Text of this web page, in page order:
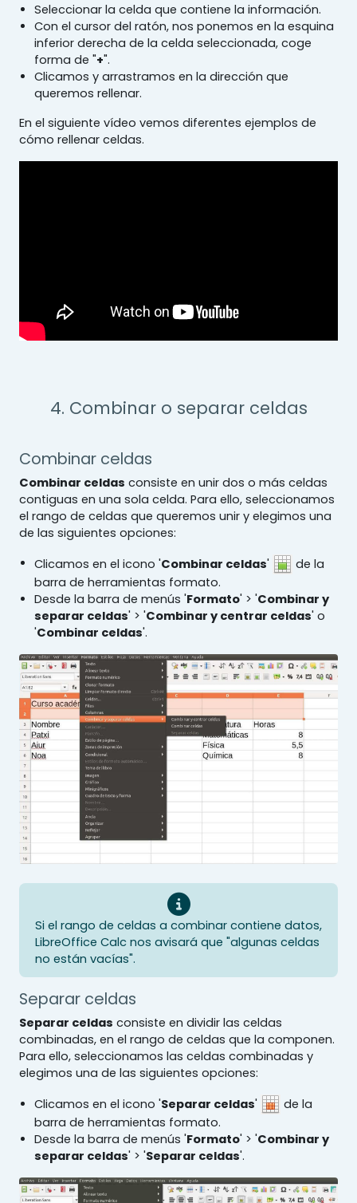
Seleccionar la celda que contiene la información.
Con el cursor del ratón, nos ponemos en la esquina
inferior derecha de la celda seleccionada, coge
forma de "+".
Clicamos y arrastramos en la dirección que
queremos rellenar.
En el siguiente vídeo vemos diferentes ejemplos de
cómo rellenar celdas.
4. Combinar o separar celdas
Combinar celdas
Combinar celdas consiste en unir dos o más celdas
contiguas en una sola celda. Para ello, seleccionamos
el rango de celdas que queremos unir y elegimos una
de las siguientes opciones:
Clicamos en el icono 'Combinar celdas'
de la
barra de herramientas formato.
Desde la barra de menús 'Formato' > 'Combinar y
separar celdas' > 'Combinar y centrar celdas' o
'Combinar celdas'.
Si el rango de celdas a combinar contiene datos,
LibreOffice Calc nos avisará que "algunas celdas
no están vacías".
Separar celdas
Separar celdas consiste en dividir las celdas
combinadas, en el rango de celdas que la componen.
Para ello, seleccionamos las celdas combinadas y
elegimos una de las siguientes opciones:
Clicamos en el icono 'Separar celdas'
de la
barra de herramientas formato.
Desde la barra de menús 'Formato' > 'Combinar y
separar celdas' > 'Separar celdas'.